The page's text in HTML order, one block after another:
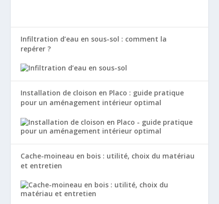
Infiltration d’eau en sous-sol : comment la
repérer ?
Installation de cloison en Placo : guide pratique
pour un aménagement intérieur optimal
Cache-moineau en bois : utilité, choix du matériau
et entretien